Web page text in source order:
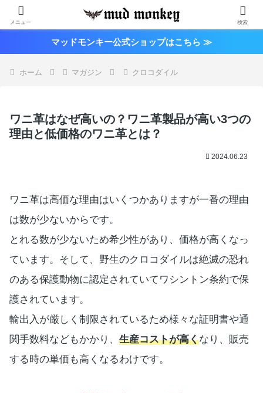
マッドモンキー公式ショップはこちら ≫
ホーム マガジン クロコダイル
ワニ革はなぜ高いの？ワニ革製品が高い3つの
理由と低価格のワニ革とは？
2024.06.23
ワニ革は高価な理由はいくつかありますが一番の理由
は数が少ないからです。
とれる数が少ないため希少性があり、価格が高くなっ
ています。そして、野生のクロコダイルは絶滅の恐れ
のある保護動物に認定されていてワシントン条約で保
護されています。
輸出入が厳しく制限されているため様々な証明書や通
関手数料などもかかり、 生産コストが高くなり、販売
する時の単価も高くなるわけです。
メニュー 検索